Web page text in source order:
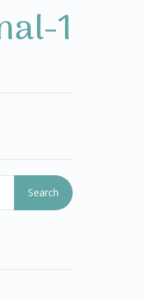
1
Search